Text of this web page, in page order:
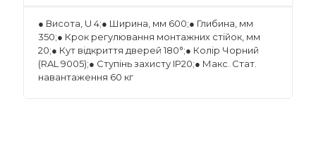
● Висота, U 4;● Ширина, мм 600;● Глибина, мм
350;● Крок регулювання монтажних стійок, мм
20;● Кут відкриття дверей 180°;● Колір Чорний
(RAL 9005);● Ступінь захисту IP20;● Макс. Стат.
навантаження 60 кг